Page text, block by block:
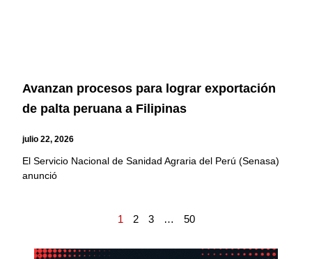
Avanzan procesos para lograr exportación
de palta peruana a Filipinas
julio 22, 2026
El Servicio Nacional de Sanidad Agraria del Perú (Senasa)
anunció
1 2 3 … 50